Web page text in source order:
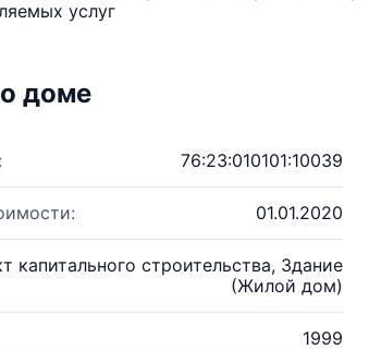
услуг
доме
76:23:010101:10039
01.01.2020
капитального строительства, Здание
(Жилой дом)
1999